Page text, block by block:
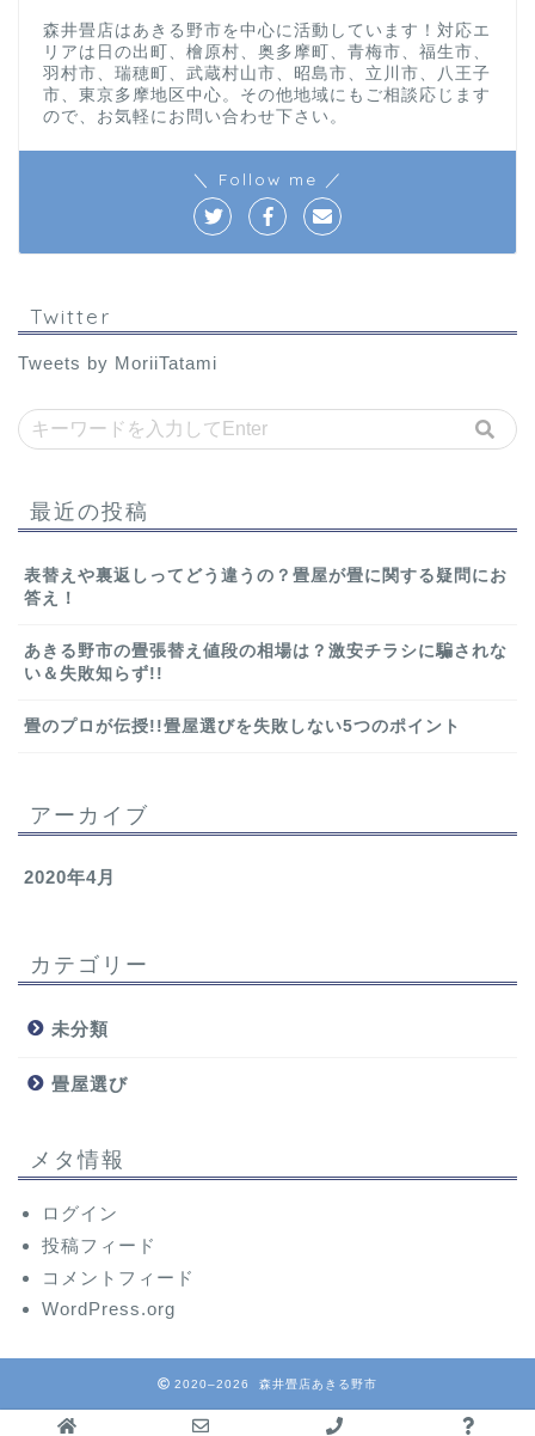
森井畳店はあきる野市を中心に活動しています！対応エ
リアは日の出町、檜原村、奥多摩町、青梅市、福生市、
羽村市、瑞穂町、武蔵村山市、昭島市、立川市、八王子
市、東京多摩地区中心。その他地域にもご相談応じます
ので、お気軽にお問い合わせ下さい。
＼ Follow me ／
Twitter
Tweets by MoriiTatami
最近の投稿
表替えや裏返しってどう違うの？畳屋が畳に関する疑問にお
答え！
あきる野市の畳張替え値段の相場は？激安チラシに騙されな
い＆失敗知らず!!
畳のプロが伝授!!畳屋選びを失敗しない5つのポイント
アーカイブ
2020年4月
カテゴリー
未分類
畳屋選び
メタ情報
ログイン
投稿フィード
コメントフィード
WordPress.org
2020–2026 森井畳店あきる野市